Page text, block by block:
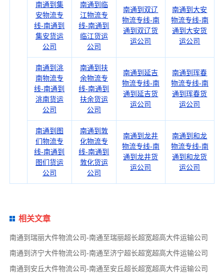
南通到集
安物流专
线-南通到
集安货运
公司
南通到临
江物流专
线-南通到
临江货运
公司
南通到双辽
物流专线-南
通到双辽货
运公司
南通到大安
物流专线-南
通到大安货
运公司
南通到洮
南物流专
线-南通到
洮南货运
公司
南通到扶
余物流专
线-南通到
扶余货运
公司
南通到延吉
物流专线-南
通到延吉货
运公司
南通到珲春
物流专线-南
通到珲春货
运公司
南通到图
们物流专
线-南通到
图们货运
公司
南通到敦
化物流专
线-南通到
敦化货运
公司
南通到龙井
物流专线-南
通到龙井货
运公司
南通到和龙
物流专线-南
通到和龙货
运公司
相关文章
南通到瑞丽大件物流公司-南通至瑞丽超长超宽超高大件运输公司
南通到济宁大件物流公司-南通至济宁超长超宽超高大件运输公司
南通到安丘大件物流公司-南通至安丘超长超宽超高大件运输公司